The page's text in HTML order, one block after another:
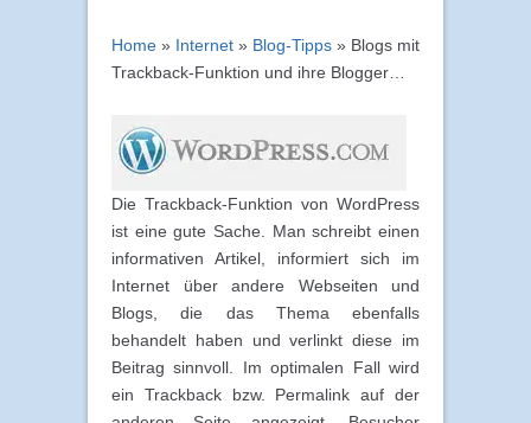
Home » Internet » Blog-Tipps » Blogs mit
Trackback-Funktion und ihre Blogger…
Die Trackback-Funktion von WordPress
ist eine gute Sache. Man schreibt einen
informativen Artikel, informiert sich im
Internet über andere Webseiten und
Blogs, die das Thema ebenfalls
behandelt haben und verlinkt diese im
Beitrag sinnvoll. Im optimalen Fall wird
ein Trackback bzw. Permalink auf der